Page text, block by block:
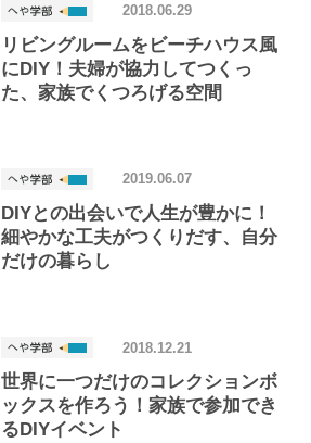
リビングルームをビーチハウス風
にDIY！夫婦が協力してつくっ
た、家族でくつろげる空間
2018.06.29
DIYとの出会いで人生が豊かに！
細やかな工夫がつくりだす、自分
だけの暮らし
2019.06.07
世界に一つだけのコレクションボ
ックスを作ろう！家族で参加でき
るDIYイベント
2018.12.21